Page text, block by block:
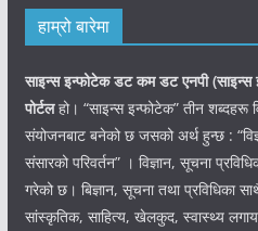
हाम्रो बारेमा
साइन्स इन्फोटेक डट कम डट एनपी (साइन्स
पोर्टलहो। “साइन्स इन्फोटेक” तीन शब्दहरू
संयोजनबाट बनेको छ जसको अर्थ हुन्छ :
संसारको परिवर्तन” । विज्ञान, सूचना
गरेको छ। बिज्ञान, सूचना तथा प्रविधिका
सांस्कृतिक, साहित्य, खेलकुद, स्वास्थ्य